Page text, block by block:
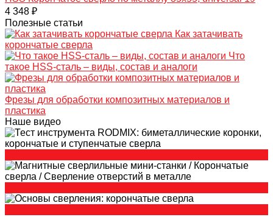
4 348 ₽
Полезные статьи
Как затачивать
корончатые сверла
Что
такое HSS-сталь – виды, состав и аналоги
Фрезы для обработки композитных материалов и
пластика
Наше видео